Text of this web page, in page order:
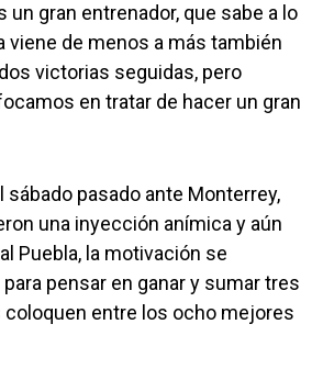
un gran entrenador, que sabe a lo
viene de menos a más también
victorias seguidas, pero
en tratar de hacer un gran
sábado pasado ante Monterrey,
una inyección anímica y aún
Puebla, la motivación se
pensar en ganar y sumar tres
coloquen entre los ocho mejores